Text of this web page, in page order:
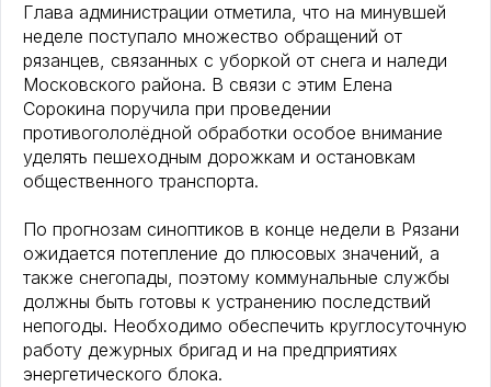
Глава администрации отметила, что на минувшей
неделе поступало множество обращений от
рязанцев, связанных с уборкой от снега и наледи
Московского района. В связи с этим Елена
Сорокина поручила при проведении
противогололёдной обработки особое внимание
уделять пешеходным дорожкам и остановкам
общественного транспорта.
По прогнозам синоптиков в конце недели в Рязани
ожидается потепление до плюсовых значений, а
также снегопады, поэтому коммунальные службы
должны быть готовы к устранению последствий
непогоды. Необходимо обеспечить круглосуточную
работу дежурных бригад и на предприятиях
энергетического блока.